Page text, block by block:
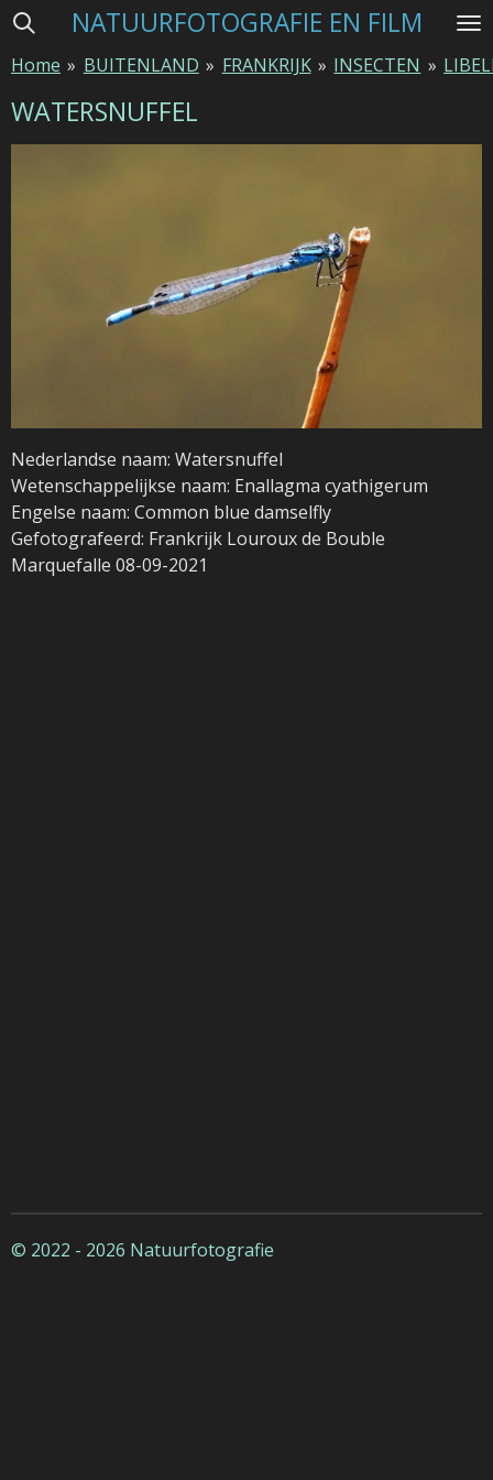
Ga
naar
de
NATUURFOTOGRAFIE EN FILM
Home » BUITENLAND » FRANKRIJK » INSECTEN »
WATERSNUFFEL
Nederlandse naam: Watersnuffel
Wetenschappelijkse naam: Enallagma cyathigerum
Engelse naam: Common blue damselfly
Gefotografeerd: Frankrijk Louroux de Bouble
Marquefalle 08-09-2021
© 2022 - 2026 Natuurfotografie